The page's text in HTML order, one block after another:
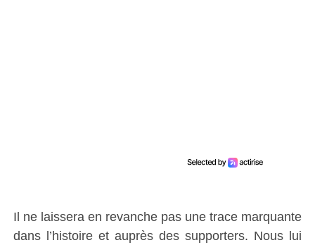
Il ne laissera en revanche pas une trace marquante
dans l’histoire et auprès des supporters. Nous lui